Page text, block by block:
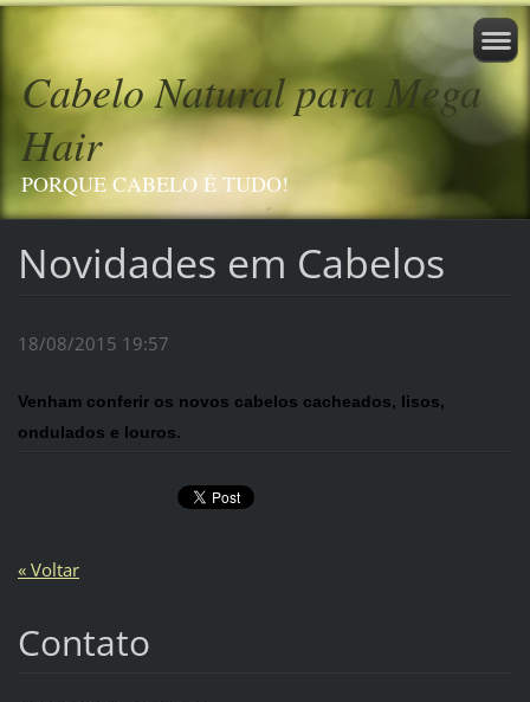
Cabelo Natural para Mega
Hair
PORQUE CABELO É TUDO!
Novidades em Cabelos
18/08/2015 19:57
Venham conferir os novos cabelos cacheados, lisos,
ondulados e louros.
« Voltar
Contato